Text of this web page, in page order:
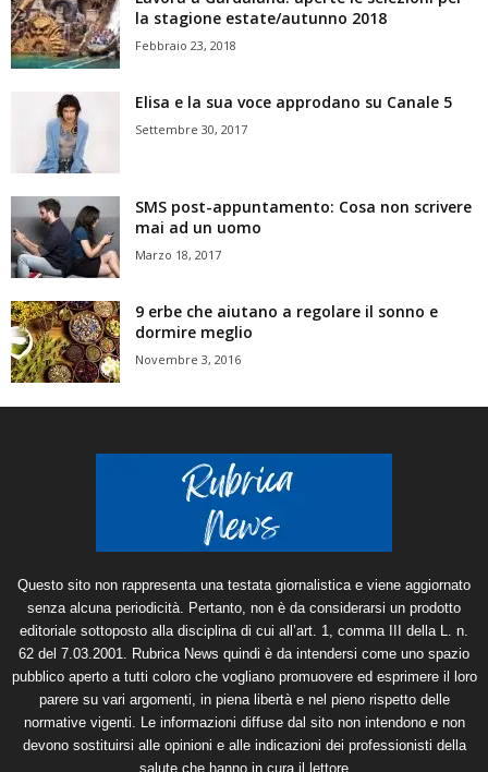
la stagione estate/autunno 2018
Febbraio 23, 2018
Elisa e la sua voce approdano su Canale 5
Settembre 30, 2017
SMS post-appuntamento: Cosa non scrivere
mai ad un uomo
Marzo 18, 2017
9 erbe che aiutano a regolare il sonno e
dormire meglio
Novembre 3, 2016
Questo sito non rappresenta una testata giornalistica e viene aggiornato
senza alcuna periodicità. Pertanto, non è da considerarsi un prodotto
editoriale sottoposto alla disciplina di cui all’art. 1, comma III della L. n.
62 del 7.03.2001. Rubrica News quindi è da intendersi come uno spazio
pubblico aperto a tutti coloro che vogliano promuovere ed esprimere il loro
parere su vari argomenti, in piena libertà e nel pieno rispetto delle
normative vigenti. Le informazioni diffuse dal sito non intendono e non
devono sostituirsi alle opinioni e alle indicazioni dei professionisti della
salute che hanno in cura il lettore